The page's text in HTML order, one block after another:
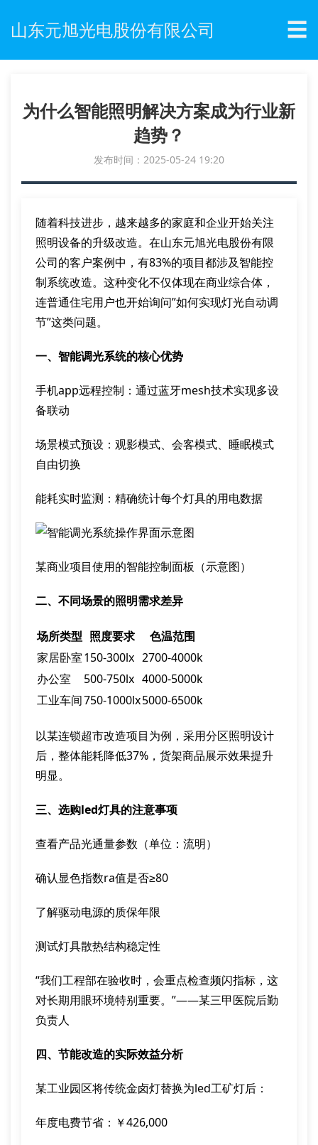
山东元旭光电股份有限公司 ☰
为什么智能照明解决方案成为行业新
趋势？
发布时间：2025-05-24 19:20
随着科技进步，越来越多的家庭和企业开始关注
照明设备的升级改造。在山东元旭光电股份有限
公司的客户案例中，有83%的项目都涉及智能控
制系统改造。这种变化不仅体现在商业综合体，
连普通住宅用户也开始询问”如何实现灯光自动调
节”这类问题。
一、智能调光系统的核心优势
手机app远程控制：通过蓝牙mesh技术实现多设
备联动
场景模式预设：观影模式、会客模式、睡眠模式
自由切换
能耗实时监测：精确统计每个灯具的用电数据
某商业项目使用的智能控制面板（示意图）
二、不同场景的照明需求差异
场所类型 照度要求
色温范围
家居卧室150-300lx 2700-4000k
办公室
500-750lx 4000-5000k
工业车间750-1000lx5000-6500k
以某连锁超市改造项目为例，采用分区照明设计
后，整体能耗降低37%，货架商品展示效果提升
明显。
三、选购led灯具的注意事项
查看产品光通量参数（单位：流明）
确认显色指数ra值是否≥80
了解驱动电源的质保年限
测试灯具散热结构稳定性
“我们工程部在验收时，会重点检查频闪指标，这
对长期用眼环境特别重要。”——某三甲医院后勤
负责人
四、节能改造的实际效益分析
某工业园区将传统金卤灯替换为led工矿灯后：
年度电费节省：￥426,000